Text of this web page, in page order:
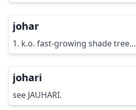
johar
1. k.o. fast-growing shade tree…
johari
see JAUHARI.